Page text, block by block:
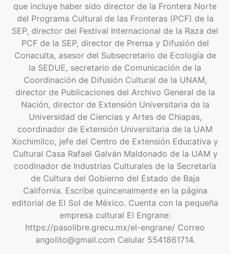
que incluye haber sido director de la Frontera Norte
del Programa Cultural de las Fronteras (PCF) de la
SEP, director del Festival Internacional de la Raza del
PCF de la SEP, director de Prensa y Difusión del
Conaculta, asesor del Subsecretario de Ecología de
la SEDUE, secretario de Comunicación de la
Coordinación de Difusión Cultural de la UNAM,
director de Publicaciones del Archivo General de la
Nación, director de Extensión Universitaria de la
Universidad de Ciencias y Artes de Chiapas,
coordinador de Extensión Universitaria de la UAM
Xochimilco, jefe del Centro de Extensión Educativa y
Cultural Casa Rafael Galván Maldonado de la UAM y
coodinador de Industrias Culturales de la Secretaría
de Cultura del Gobierno del Estado de Baja
California. Escribe quincenalmente en la página
editorial de El Sol de México. Cuenta con la pequeña
empresa cultural El Engrane:
https://pasolibre.grecu.mx/el-engrane/ Correo
angolito@gmail.com Celular 5541861714.